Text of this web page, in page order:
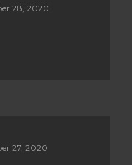
28, 2020
27, 2020